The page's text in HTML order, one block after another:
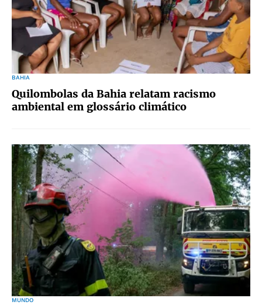
BAHIA
Quilombolas da Bahia relatam racismo
ambiental em glossário climático
MUNDO